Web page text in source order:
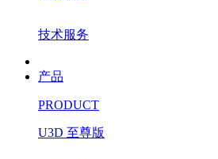
技术服务
产品
PRODUCT
U3D 至尊版